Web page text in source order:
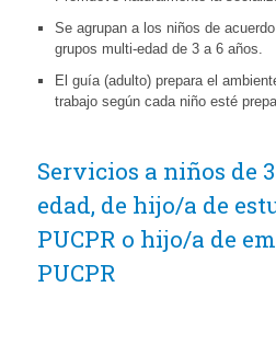
Se agrupan a los niños de
grupos multi-edad de 3 a 6 años.
El guía (adulto) prepara el
trabajo según cada niño esté
Servicios a niños de
edad, de hijo/a de
PUCPR o hijo/a de
PUCPR